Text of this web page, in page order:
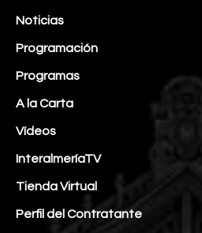
Noticias
Programación
Programas
A la Carta
Vídeos
InteralmeríaTV
Tienda Virtual
Perfil del Contratante